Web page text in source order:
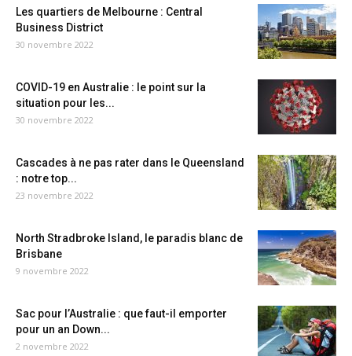
Les quartiers de Melbourne : Central
Business District
30 novembre 2022
COVID-19 en Australie : le point sur la
situation pour les...
30 novembre 2022
Cascades à ne pas rater dans le Queensland
: notre top...
23 novembre 2022
North Stradbroke Island, le paradis blanc de
Brisbane
9 novembre 2022
Sac pour l’Australie : que faut-il emporter
pour un an Down...
2 novembre 2022